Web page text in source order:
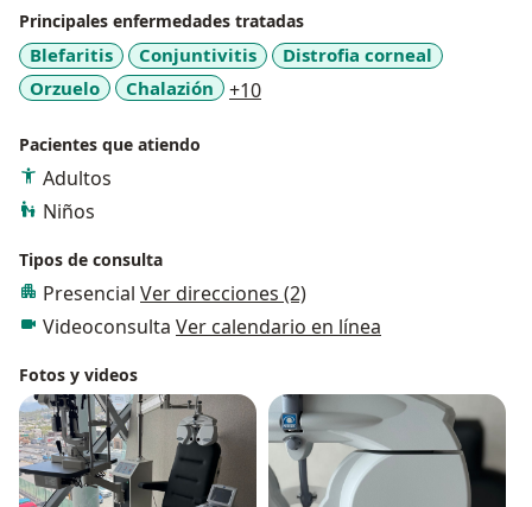
Principales enfermedades tratadas
Blefaritis Conjuntivitis
Distrofia corneal
Orzuelo
Chalazión +10a11y_sr_more_diseases
Pacientes que atiendo
Adultos
Niños
Tipos de consulta
Presencial Ver direcciones (2)
Videoconsulta Ver calendario en línea
Fotos y videos